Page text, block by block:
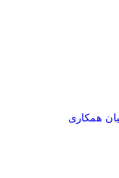
همکاری